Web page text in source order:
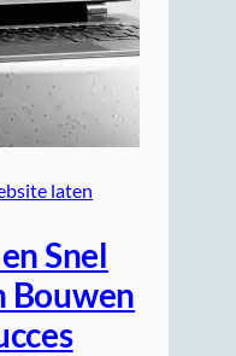
laten
Snel
Bouwen